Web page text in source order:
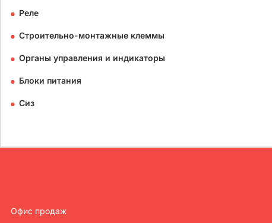
Реле
Строительно-монтажные клеммы
Органы управления и индикаторы
Блоки питания
Сиз
Офис продаж